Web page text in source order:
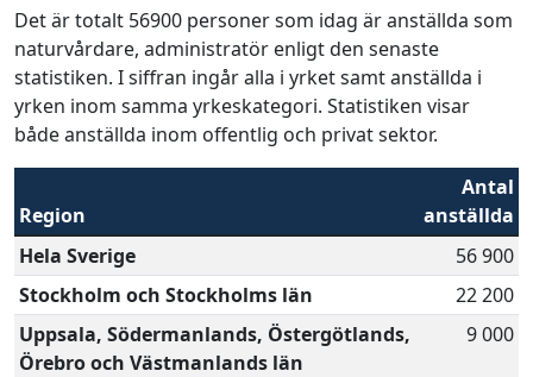
Det är totalt 56900 personer som idag är anställda som
naturvårdare, administratör enligt den senaste
statistiken. I siffran ingår alla i yrket samt anställda i
yrken inom samma yrkeskategori. Statistiken visar
både anställda inom offentlig och privat sektor.
Region
Antal
anställda
Hela Sverige
56 900
Stockholm och Stockholms län
22 200
Uppsala, Södermanlands, Östergötlands,
Örebro och Västmanlands län
9 000